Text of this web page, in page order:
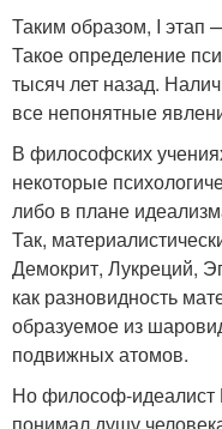
Таким образом, I этап
Такое определение
тысяч лет назад.
все непонятные
В философских
некоторые
либо в плане
Так,
Демокрит, Лукреций,
как разновидность
образуемое из
подвижных атомов.
Но философ-идеалист
понимал душу